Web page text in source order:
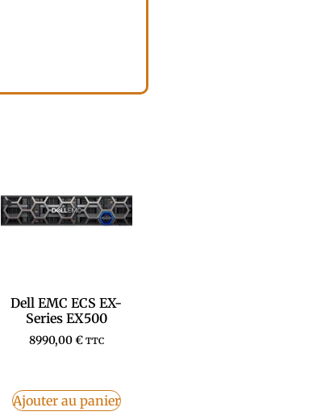
Dell EMC ECS EX-
Series EX500
8990,00€ TTC
Ajouter au panier